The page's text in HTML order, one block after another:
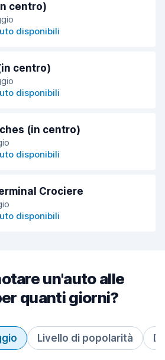
centro)
disponibili
centro)
disponibili
(in centro)
disponibili
Crociere
disponibili
un'auto alle
quanti giorni?
Livello di popolarità